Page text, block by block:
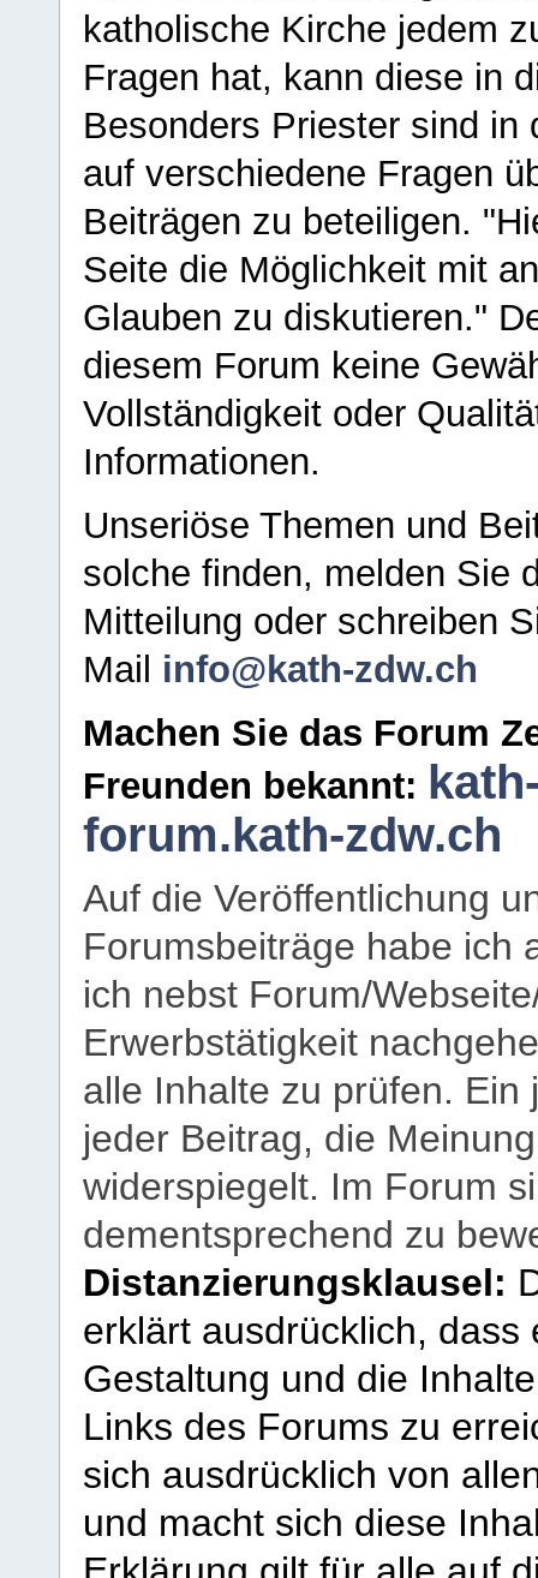
katholische Kirche jedem
Fragen hat, kann diese in
Besonders Priester sind in
auf verschiedene Fragen
Beiträgen zu beteiligen.
Seite die Möglichkeit mit
Glauben zu diskutieren."
diesem Forum keine
Vollständigkeit oder
Informationen.
Unseriöse Themen und
solche finden, melden Sie
Mitteilung oder schreiben
Mail info@kath-zdw.ch
Machen Sie das Forum
Freunden bekannt:
forum.kath-zdw.ch
Auf die Veröffentlichung
Forumsbeiträge habe ich
ich nebst Forum/
Erwerbstätigkeit
alle Inhalte zu prüfen.
jeder Beitrag, die
widerspiegelt. Im Forum
dementsprechend zu
Distanzierungsklausel:
erklärt ausdrücklich,
Gestaltung und die
Links des Forums zu
sich ausdrücklich von
und macht sich diese